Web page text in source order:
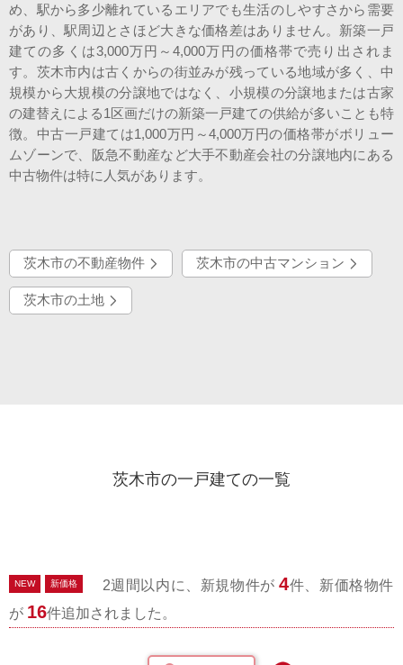
め、駅から多少離れているエリアでも生活のしやすさから需要
があり、駅周辺とさほど大きな価格差はありません。新築一戸
建ての多くは3,000万円～4,000万円の価格帯で売り出されま
す。茨木市内は古くからの街並みが残っている地域が多く、中
規模から大規模の分譲地ではなく、小規模の分譲地または古家
の建替えによる1区画だけの新築一戸建ての供給が多いことも特
徴。中古一戸建ては1,000万円～4,000万円の価格帯がボリュー
ムゾーンで、阪急不動産など大手不動産会社の分譲地内にある
中古物件は特に人気があります。
茨木市の不動産物件 茨木市の中古マンション
茨木市の土地
茨木市の一戸建ての一覧
NEW 新価格 2週間以内に、新規物件が4件、新価格物件
が 16件追加されました。